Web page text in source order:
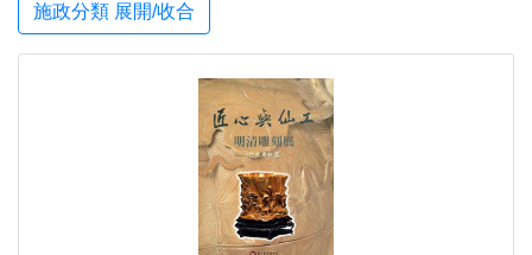
施政分類 展開/收合